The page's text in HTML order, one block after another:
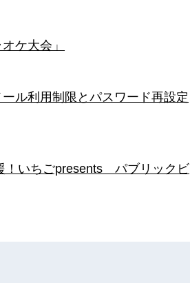
ケ大会」
ル利用制限とパスワード再設定
！いちごpresents パブリックビ